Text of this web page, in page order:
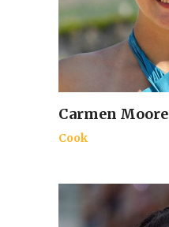
Carmen Moore
Cook